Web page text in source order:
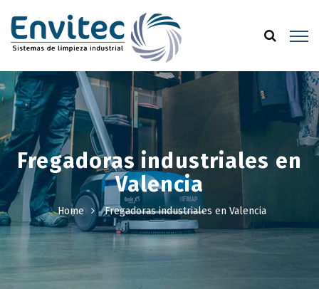
Fregadoras industriales en
Valencia
Home Fregadoras industriales en Valencia